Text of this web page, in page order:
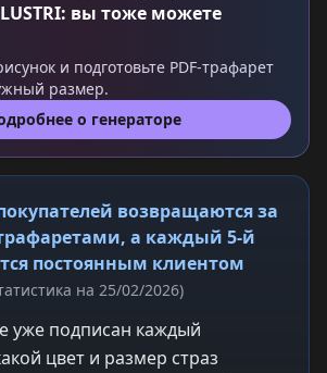
вы тоже можете
и подготовьте PDF-трафарет
размер.
о генераторе
возвращаются за
а каждый 5-й
постоянным клиентом
на 25/02/2026)
уже подписан каждый
цвет и размер страз